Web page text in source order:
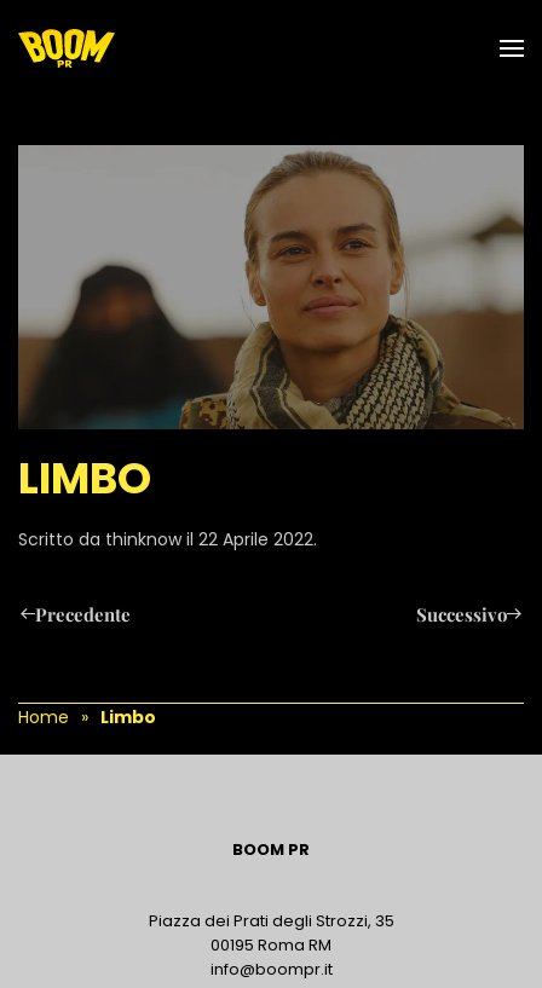
Skip to main content
LIMBO
Scritto da thinknowil 22 Aprile 2022.
Precedente Successivo
Home Limbo
BOOM PR
Piazza dei Prati degli Strozzi, 35
00195 Roma RM
info@boompr.it